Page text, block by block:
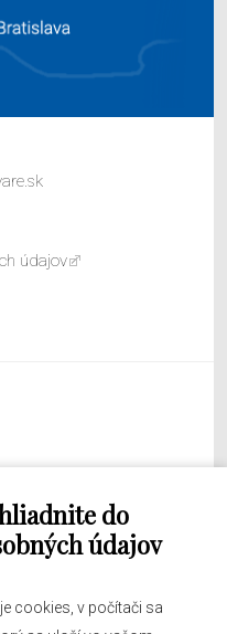
do
údajov
cookies, v počítači sa
údajov